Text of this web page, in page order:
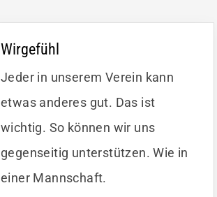
Wirgefühl
Jeder in unserem Verein kann
etwas anderes gut. Das ist
wichtig. So können wir uns
gegenseitig unterstützen. Wie in
einer Mannschaft.